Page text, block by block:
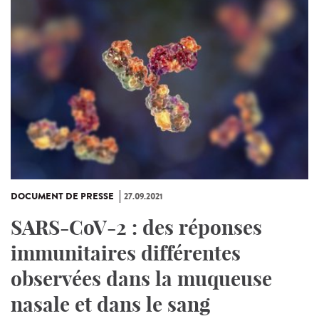
DOCUMENT DE PRESSE 27.09.2021
SARS-CoV-2 : des réponses
immunitaires différentes
observées dans la muqueuse
nasale et dans le sang